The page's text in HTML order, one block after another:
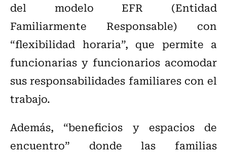
del modelo EFR (Entidad
Familiarmente Responsable) con
“flexibilidad horaria”, que permite a
funcionarias y funcionarios acomodar
sus responsabilidades familiares con el
trabajo.
Además, “beneficios y espacios de
encuentro” donde las familias